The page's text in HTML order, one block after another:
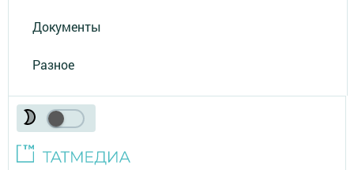
Документы
Разное